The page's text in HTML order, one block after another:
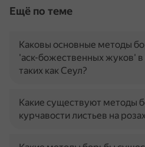
Ещё по теме
Каковы основные методы
'аск-божественных жуков' в
таких как Сеул?
Какие существуют методы
курчавости листьев на